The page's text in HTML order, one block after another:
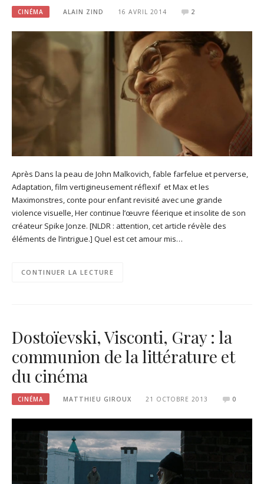
CINÉMA ALAIN ZIND 16 AVRIL 2014 2
Après Dans la peau de John Malkovich, fable farfelue et perverse,
Adaptation, film vertigineusement réflexif et Max et les
Maximonstres, conte pour enfant revisité avec une grande
violence visuelle, Her continue l’œuvre féerique et insolite de son
créateur Spike Jonze. [NLDR : attention, cet article révèle des
éléments de l’intrigue.] Quel est cet amour mis…
CONTINUER LA LECTURE
Dostoïevski, Visconti, Gray : la
communion de la littérature et
du cinéma
CINÉMA MATTHIEU GIROUX 21 OCTOBRE 2013 0